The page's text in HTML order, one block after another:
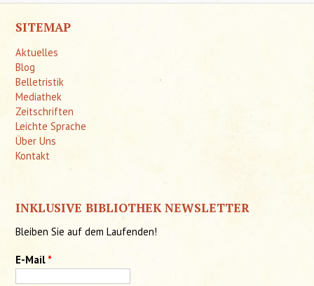
SITEMAP
Aktuelles
Blog
Belletristik
Mediathek
Zeitschriften
Leichte Sprache
Über Uns
Kontakt
INKLUSIVE BIBLIOTHEK NEWSLETTER
Bleiben Sie auf dem Laufenden!
E-Mail *